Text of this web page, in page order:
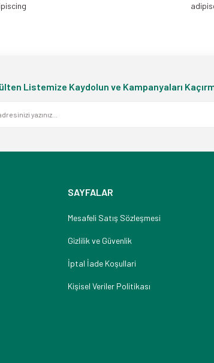
Listemize Kaydolun ve Kampanyaları
SAYFALAR
Mesafeli Satış Sözleşmesi
Gizlilik ve Güvenlik
İptal İade Koşullari
Kişisel Veriler Politikası